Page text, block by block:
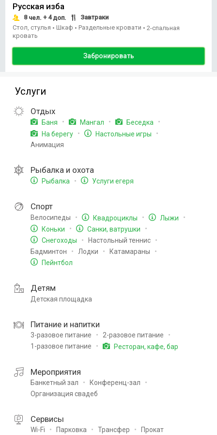
Русская изба
8чел. + 4доп.
Завтраки
Стол, стулья • Шкаф • Раздельные кровати • 2-спальная
кровать
Забронировать
Услуги
Отдых
Баня Мангал
Беседка
На берегу
Настольные игры
Анимация
Рыбалка и охота
Рыбалка Услуги егеря
Спорт
Велосипеды Квадроциклы
Лыжи
Коньки
Санки, ватрушки
Снегоходы
Настольный теннис
Бадминтон
Лодки
Катамараны
Пейнтбол
Детям
Детская площадка
Питание и напитки
3-разовое питание
2-разовое питание
1-разовое питание
Ресторан, кафе, бар
Мероприятия
Банкетный зал
Конференц-зал
Организация свадеб
Сервисы
Wi-Fi Парковка Трансфер Прокат